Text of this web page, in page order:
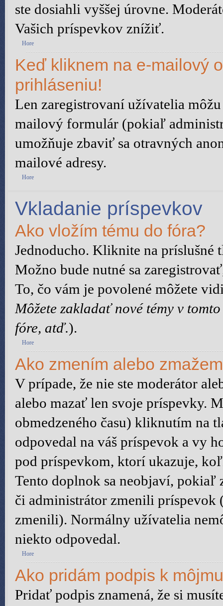
ste dosiahli vyššej úrovne.
Vašich príspevkov znížiť.
Hore
Keď kliknem na e-mailový
prihláseniu!
Len zaregistrovaní užívatelia
mailový formulár (pokiaľ
umožňuje zbaviť sa otravných
mailové adresy.
Hore
Vkladanie príspevkov
Ako vložím tému do fóra?
Jednoducho. Kliknite na príslušné
Možno bude nutné sa
To, čo vám je povolené môžete
Môžete zakladať nové témy v
fóre, atď.).
Hore
Ako zmením alebo
V prípade, že nie ste moderátor
alebo mazať len svoje príspevky.
obmedzeného času) kliknutím na
odpovedal na váš príspevok a vy
pod príspevkom, ktorí ukazuje,
Tento doplnok sa neobjaví, pokiaľ
či administrátor zmenili príspevok
zmenili). Normálny užívatelia
niekto odpovedal.
Hore
Ako pridám podpis k
Pridať podpis znamená, že si